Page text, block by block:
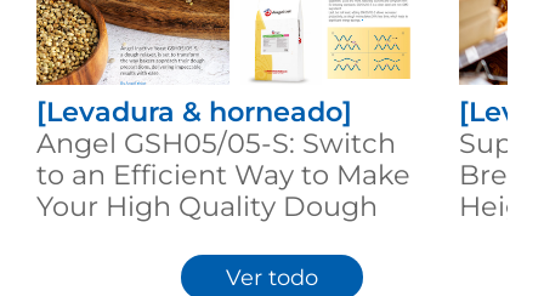
[Levadura & horneado]
Angel GSH05/05-S: Switch
to an Efficient Way to Make
Your High Quality Dough
Ver todo